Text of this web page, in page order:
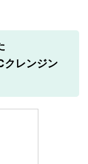
クレンジン